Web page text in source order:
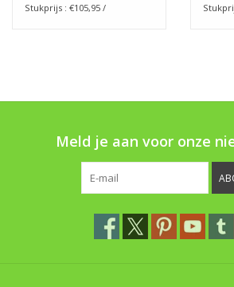
Treeportleden:
Stukprijs : €105,95 /
Meld je aan voor onze